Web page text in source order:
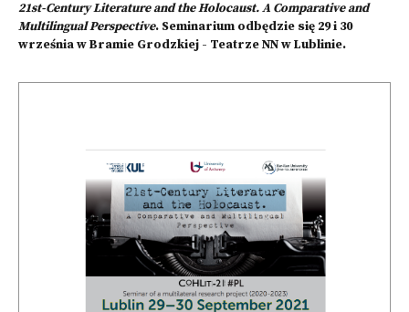
21st-Century Literature and the Holocaust. A Comparative and
Multilingual Perspective. Seminarium odbędzie się 29 i 30
września w Bramie Grodzkiej - Teatrze NN w Lublinie.